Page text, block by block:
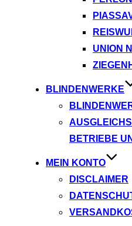
UNION
BLINDENWERKE
BETRIEBE
MEIN KONTO
DISCLAIMER